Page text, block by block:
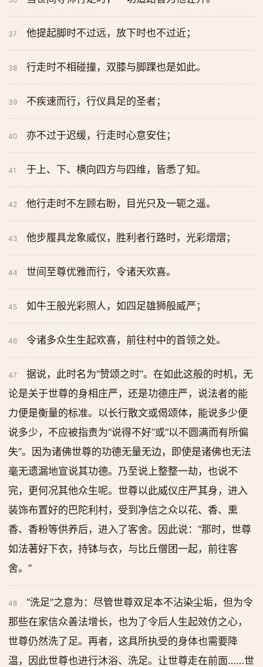
37 他提起脚时不过远，放下时也不过近；
38 行走时不相碰撞，双膝与脚踝也是如此。
39 不疾速而行，行仪具足的圣者；
40 亦不过于迟缓，行走时心意安住；
41 于上、下、横向四方与四维，皆悉了知。
42 他行走时不左顾右盼，目光只及一轭之遥。
43 他步履具龙象威仪，胜利者行路时，光彩熠熠；
44 世间至尊优雅而行，令诸天欢喜。
45 如牛王般光彩照人，如四足雄狮般威严；
46 令诸多众生生起欢喜，前往村中的首领之处。
47
据说，此时名为“赞颂之时”。在如此这般的时机，无
论是关于世尊的身相庄严，还是功德庄严，说法者的能
力便是衡量的标准。以长行散文或偈颂体，能说多少便
说多少，不应被指责为“说得不好”或“以不圆满而有所偏
失”。因为诸佛世尊的功德无量无边，即使是诸佛也无法
毫无遗漏地宣说其功德。乃至说上整整一劫，也说不
完，更何况其他众生呢。世尊以此威仪庄严其身，进入
装饰布置好的巴陀利村，受到净信之众以花、香、熏
香、香粉等供养后，进入了客舍。因此说：“那时，世尊
如法著好下衣，持钵与衣，与比丘僧团一起，前往客
舍。”
48
“洗足”之意为：尽管世尊双足本不沾染尘垢，但为令
那些在家信众善法增长，也为了令后人生起效仿之心，
世尊仍然洗了足。再者，这具所执受的身体也需要降
温，因此世尊也进行沐浴、洗足。让世尊走在前面……世